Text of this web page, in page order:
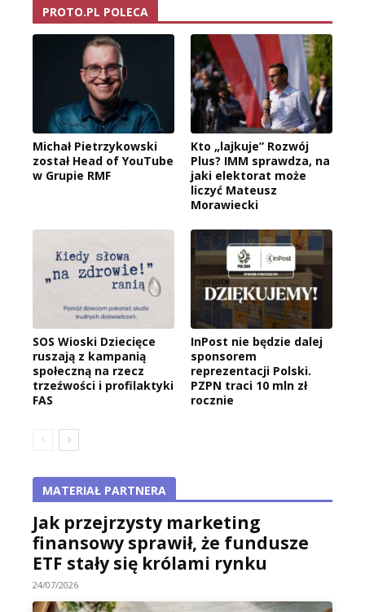
PROTO.PL POLECA
Michał Pietrzykowski
został Head of YouTube
w Grupie RMF
Kto „lajkuje” Rozwój
Plus? IMM sprawdza, na
jaki elektorat może
liczyć Mateusz
Morawiecki
SOS Wioski Dziecięce
ruszają z kampanią
społeczną na rzecz
trzeźwości i profilaktyki
FAS
InPost nie będzie dalej
sponsorem
reprezentacji Polski.
PZPN traci 10 mln zł
rocznie
MATERIAŁ PARTNERA
Jak przejrzysty marketing
finansowy sprawił, że fundusze
ETF stały się królami rynku
24/07/2026